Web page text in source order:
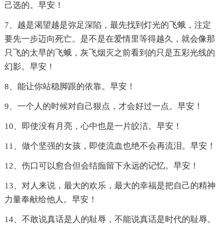
己选的。早安！
7、越是渴望越是弥足深陷，最先找到灯光的飞蛾，注定
要先一步迈向死亡。是不是在爱情里等得越久，就会像那
只飞的太早的飞蛾，灰飞烟灭之前看到的只是五彩光线的
幻影。早安！
8、能让你站稳脚跟的依靠。早安！
9、一个人的时候对自己狠点，才会好过一点。早安！
10、即使没有月亮，心中也是一片皎洁。早安！
11、做个坚强的女孩，即使流血也绝不会再流泪。早安！
12、伤口可以愈合但会结痂留下永远的记忆。早安！
13、对人来说，最大的欢乐，最大的幸福是把自己的精神
力量奉献给他人。早安！
14、不敢说真话是人的耻辱，不能说真话是时代的耻辱。